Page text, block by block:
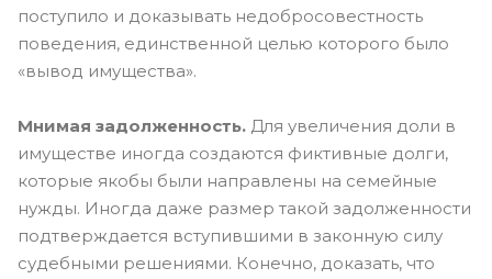
поступило и доказывать недобросовестность
поведения, единственной целью которого было
«вывод имущества».
Мнимая задолженность. Для увеличения доли в
имуществе иногда создаются фиктивные долги,
которые якобы были направлены на семейные
нужды. Иногда даже размер такой задолженности
подтверждается вступившими в законную силу
судебными решениями. Конечно, доказать, что